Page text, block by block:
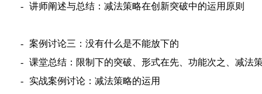
-
讲师阐述与总结 ：减法策略在创新突破中的运用原则
- 案例讨论三 ：没有什么是不能放下的
-
课堂总结 ：限制下的突破、形式在先、功能次之、减法
-
实战案例讨论 ：减法策略的运用